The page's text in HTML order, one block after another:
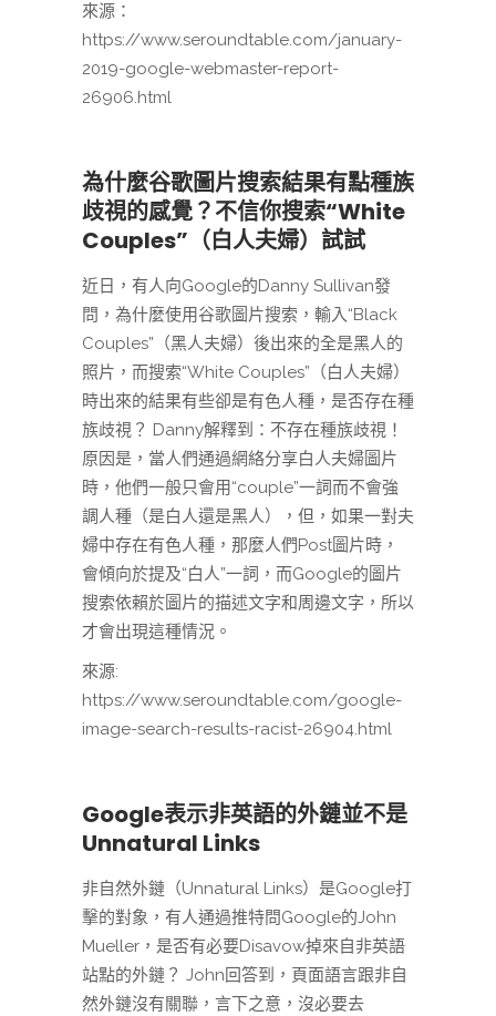
來源：
https://www.seroundtable.com/january-
2019-google-webmaster-report-
26906.html
為什麼谷歌圖片搜索結果有點種族
歧視的感覺？不信你搜索“White
Couples”（白人夫婦）試試
近日，有人向Google的Danny Sullivan發
問，為什麼使用谷歌圖片搜索，輸入“Black
Couples”（黑人夫婦）後出來的全是黑人的
照片，而搜索“White Couples”（白人夫婦）
時出來的結果有些卻是有色人種，是否存在種
族歧視？ Danny解釋到：不存在種族歧視！
原因是，當人們通過網絡分享白人夫婦圖片
時，他們一般只會用“couple”一詞而不會強
調人種（是白人還是黑人），但，如果一對夫
婦中存在有色人種，那麼人們Post圖片時，
會傾向於提及“白人”一詞，而Google的圖片
搜索依賴於圖片的描述文字和周邊文字，所以
才會出現這種情況。
來源:
https://www.seroundtable.com/google-
image-search-results-racist-26904.html
Google表示非英語的外鏈並不是
Unnatural Links
非自然外鏈（Unnatural Links）是Google打
擊的對象，有人通過推特問Google的John
Mueller，是否有必要Disavow掉來自非英語
站點的外鏈？ John回答到，頁面語言跟非自
然外鏈沒有關聯，言下之意，沒必要去